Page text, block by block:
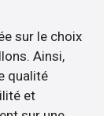
sur le choix
Ainsi,
qualité
et